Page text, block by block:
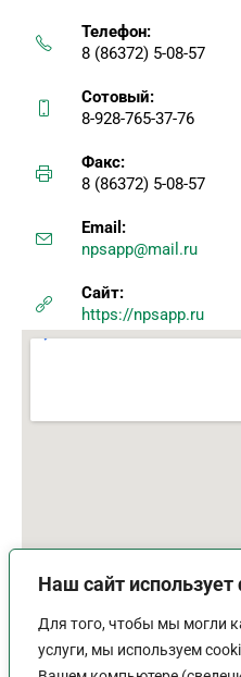
Наш сайт использует
Для того, чтобы мы могли
услуги, мы используем
Телефон:
8 (86372) 5-08-57
Сотовый:
8-928-765-37-76
Факс:
8 (86372) 5-08-57
Email:
npsapp@mail.ru
Сайт:
https://npsapp.ru